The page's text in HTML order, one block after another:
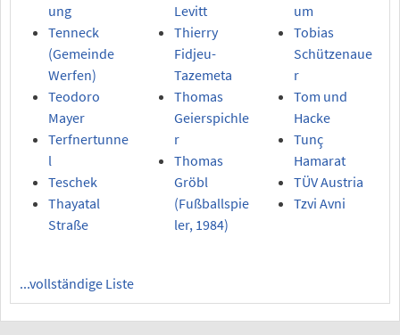
ung
Tenneck
(Gemeinde
Werfen)
Teodoro
Mayer
Terfnertunne
l
Teschek
Thayatal
Straße
Levitt
Thierry
Fidjeu-
Tazemeta
Thomas
Geierspichle
r
Thomas
Gröbl
(Fußballspie
ler, 1984)
um
Tobias
Schützenaue
r
Tom und
Hacke
Tunç
Hamarat
TÜV Austria
Tzvi Avni
...vollständige Liste